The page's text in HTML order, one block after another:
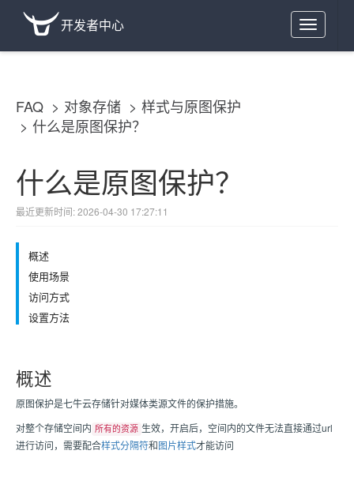
Toggle
navigation
开发者中心
FAQ 对象存储
样式与原图保护
什么是原图保护？
什么是原图保护？
最近更新时间: 2026-04-30 17:27:11
概述
使用场景
访问方式
设置方法
概述
原图保护是七牛云存储针对媒体类源文件的保护措施。
对整个存储空间内 所有的资源 生效，开启后，空间内的文件无法直接通过url
进行访问，需要配合样式分隔符和图片样式才能访问